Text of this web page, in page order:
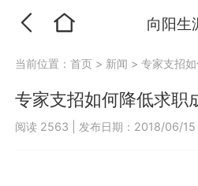
向阳生
当前位置：首页 > 新闻 >专家支招
专家支招如何降低求职
阅读 2563 发布日期：2018/06/